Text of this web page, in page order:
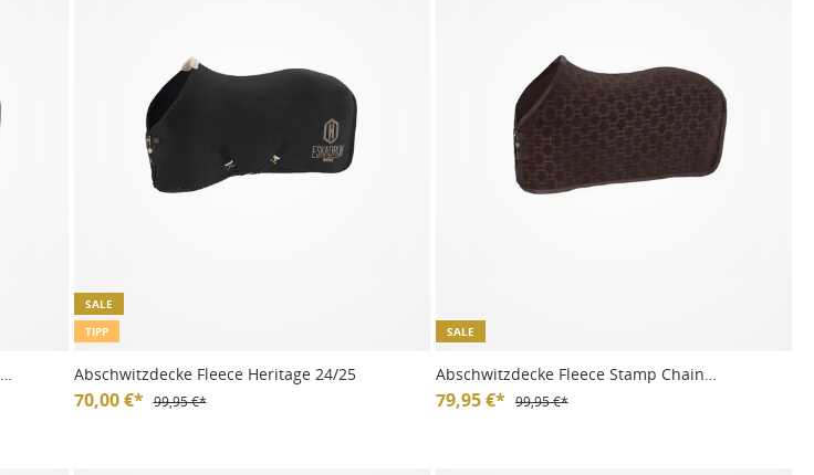
SALE
TIPP
Abschwitzdecke Fleece Heritage 24/25
70,00 €* 99,95 €*
SALE
Abschwitzdecke Fleece Stamp Chain
Platinum HW24
79,95 €* 99,95 €*